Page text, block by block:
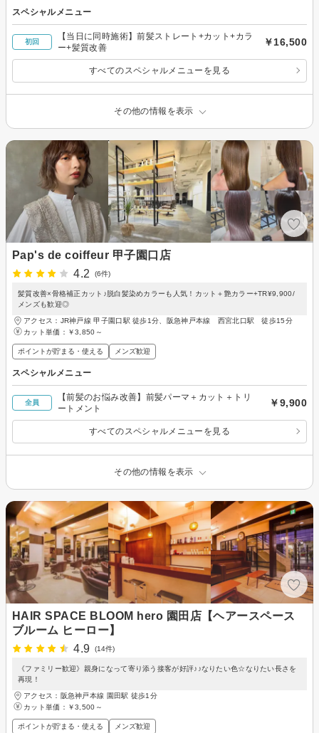
スペシャルメニュー
初回
【当日に同時施術】前髪ストレート+カット+カラ
ー+髪質改善
￥16,500
すべてのスペシャルメニューを見る
その他の情報を表示
Pap's de coiffeur 甲子園口店
4.2
(6件)
髪質改善×骨格補正カット♪脱白髪染めカラーも人気！カット＋艶カラー+TR¥9,900/
メンズも歓迎◎
アクセス：JR神戸線 甲子園口駅 徒歩1分、阪急神戸本線 西宮北口駅 徒歩15分
カット単価： ￥3,850～
ポイントが貯まる・使える メンズ歓迎
スペシャルメニュー
全員
【前髪のお悩み改善】前髪パーマ＋カット＋トリ
ートメント
￥9,900
すべてのスペシャルメニューを見る
その他の情報を表示
HAIR SPACE BLOOM hero 園田店【ヘアースペース
ブルーム ヒーロー】
4.9
(14件)
《ファミリー歓迎》親身になって寄り添う接客が好評♪♪なりたい色☆なりたい長さを
再現！
アクセス：阪急神戸本線 園田駅 徒歩1分
カット単価： ￥3,500～
ポイントが貯まる・使える メンズ歓迎